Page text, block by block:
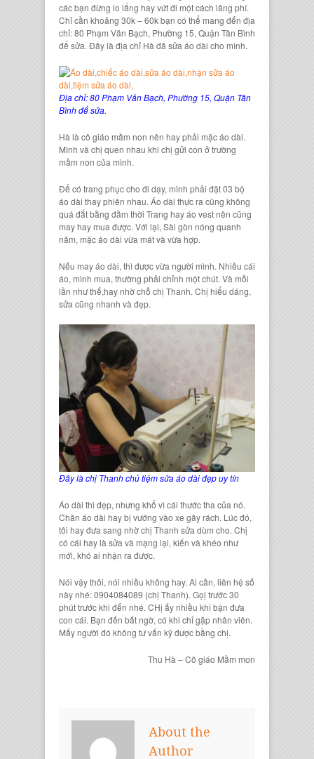
các bạn đừng lo lắng hay vứt đi một cách lãng phí.
Chỉ cần khoảng 30k – 60k bạn có thể mang đến địa
chỉ: 80 Phạm Văn Bạch, Phường 15, Quận Tân Bình
để sửa. Đây là địa chỉ Hà đã sửa áo dài cho mình.
Địa chỉ: 80 Phạm Văn Bạch, Phường 15, Quận Tân
Bình để sửa.
Hà là cô giáo mầm non nên hay phải mặc áo dài.
Mình và chị quen nhau khi chị gửi con ởtrường
mầm non của mình.
Để có trang phụccho đi dạy, mình phải đặt 03 bộ
áo dài thay phiên nhau. Áo dài thực ra cũng không
quá đắt bằng đầm thời Trang hayáo vestnên cũng
may hay mua được. Với lại, Sài gòn nóng quanh
năm, mặc áo dài vừa mát và vừa hợp.
Nếu may áo dài, thì được vừa người mình. Nhiều cái
áo, mình mua, thường phải chỉnh một chút. Và mỗi
lần như thế,hay nhờ chỗ chị Thanh. Chị hiểu dáng,
sửa cũng nhanh và đẹp.
Đây là chị Thanh chủ tiệm sửa áo dài đẹp uy tín
Áo dài thì đẹp, nhưng khổ vì cái thước tha của nó.
Chân áo dài hay bị vướng vào xe gây rách. Lúc đó,
tôi hay đưa sang nhờ chị Thanh sửa dùm cho. Chị
có cái hay là sửa và mạng lại, kiến và khéo như
mới, khó ai nhận ra được.
Nói vậy thôi, nói nhiều không hay. Ai cần, liên hệ số
này nhé: 0904084089 (chị Thanh). Gọị trước 30
phút trước khi đến nhé. CHị ấy nhiều khi bận đưa
con cái. Bạn đến bất ngờ, có khi chỉ gặp nhân viên.
Mấy người đó không tư vấn kỹ được bằng chị.
Thu Hà – Cô giáo Mầm mon
About the
Author